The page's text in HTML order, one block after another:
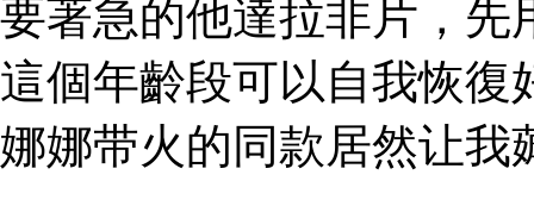
要著急的他達拉非片，先
這個年齡段可以自我恢復
娜娜带火的同款居然让我